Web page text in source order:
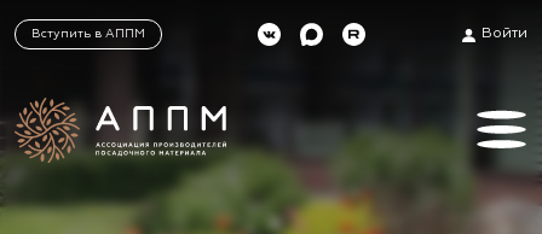
Вступить в АППМ Войти